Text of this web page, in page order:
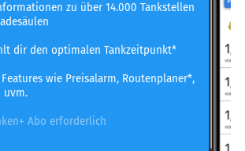
zu über 14.000 Tankstellen
dir den optimalen Tankzeitpunkt*
wie Preisalarm, Routenplaner*,
uvm.
Abo erforderlich